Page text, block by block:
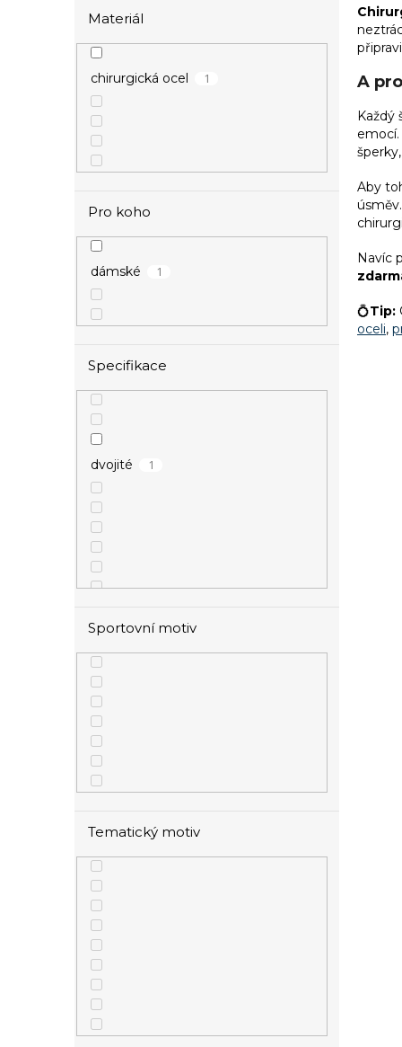
Materiál
chirurgická ocel 1
Pro koho
dámské 1
Specifikace
dvojité 1
s přívěsky 1
Sportovní motiv
Tematický motiv
A
Každý
Aby
Navíc
💍Tip:
oceli,